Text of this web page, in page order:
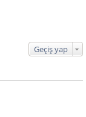
Geçiş yap